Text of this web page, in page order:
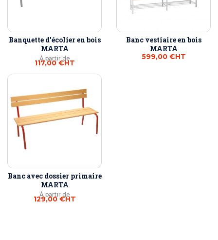
Banquette d'écolier en bois
MARTA
À partir de
117,00 €HT
Banc vestiaire en bois
MARTA
599,00 €HT
Banc avec dossier primaire
MARTA
À partir de
129,00 €HT